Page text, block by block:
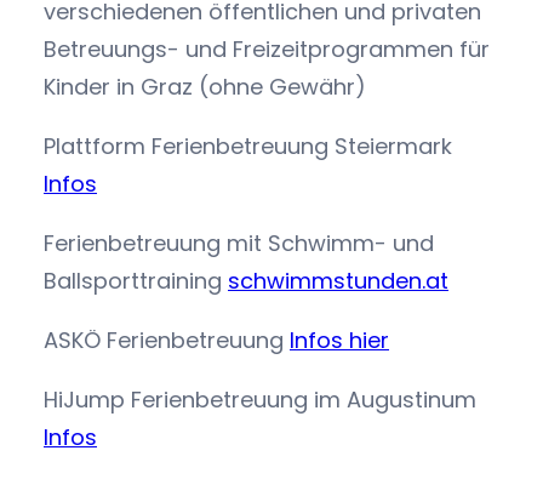
verschiedenen öffentlichen und privaten
Betreuungs- und Freizeitprogrammen für
Kinder in Graz (ohne Gewähr)
Plattform Ferienbetreuung Steiermark
Infos
Ferienbetreuung mit Schwimm- und
Ballsporttraining schwimmstunden.at
ASKÖ Ferienbetreuung Infos hier
HiJump Ferienbetreuung im Augustinum
Infos